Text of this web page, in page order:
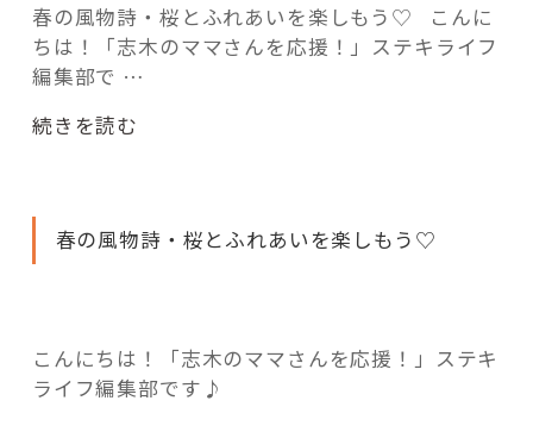
fleXe リノベ事例
「ひと」
コーディネーター紹介
これからの暮らし 住み替え相談
春の風物詩・桜とふれあいを楽しもう♡ こんに
ちは！「志木のママさんを応援！」ステキライフ
編集部で …
“2
日
め
志
木
続きを読む
春の風物詩・桜とふれあいを楽しもう♡
こんにちは！「志木のママさんを応援！」ステキ
ライフ編集部です♪